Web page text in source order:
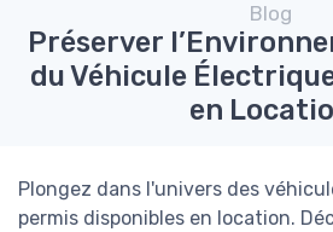
Blog
Préserver
du Véhicule
en
Plongez dans l'univers des
permis disponibles en location.